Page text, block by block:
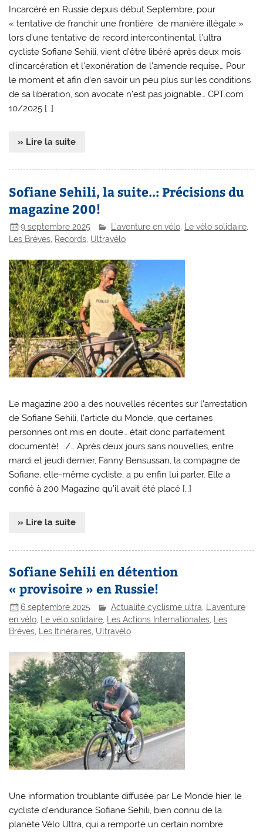
Incarcéré en Russie depuis début Septembre, pour
« tentative de franchir une frontière de manière illégale »
lors d’une tentative de record intercontinental, l’ultra
cycliste Sofiane Sehili, vient d’être libéré après deux mois
d’incarcération et l’exonération de l’amende requise… Pour
le moment et afin d’en savoir un peu plus sur les conditions
de sa libération, son avocate n’est pas joignable… CPT.com
10/2025 […]
» Lire la suite
Sofiane Sehili, la suite..: Précisions du
magazine 200!
9 septembre 2025 L'aventure en vélo Le vélo solidaire
Les Brèves, Records, Ultravélo
Le magazine 200 a des nouvelles récentes sur l’arrestation
de Sofiane Sehili, l’article du Monde, que certaines
personnes ont mis en doute… était donc parfaitement
documenté! …/… Après deux jours sans nouvelles, entre
mardi et jeudi dernier, Fanny Bensussan, la compagne de
Sofiane, elle-même cycliste, a pu enfin lui parler. Elle a
confié à 200 Magazine qu’il avait été placé […]
» Lire la suite
Sofiane Sehili en détention
« provisoire » en Russie!
6 septembre 2025 Actualité cyclisme ultra
L'aventure
en vélo, Le vélo solidaire, Les Actions Internationales, Les
Brèves, Les Itinéraires, Ultravélo
Une information troublante diffusée par Le Monde hier, le
cycliste d’endurance Sofiane Sehili, bien connu de la
planète Vélo Ultra, qui a remporté un certain nombre